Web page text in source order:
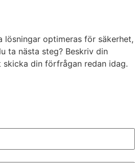
lösningar optimeras för säkerhet,
ta nästa steg? Beskriv din
din förfrågan redan idag.